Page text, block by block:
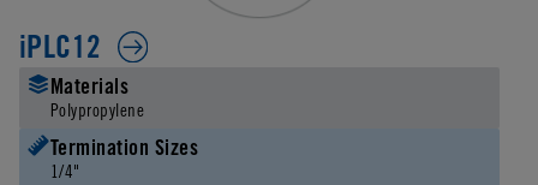
iPLC12
Materials
Polypropylene
Termination Sizes
1/4"